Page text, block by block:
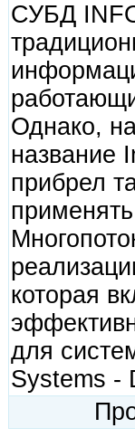
СУБД
Однако,
название
прибрел
которая
для
Systems -